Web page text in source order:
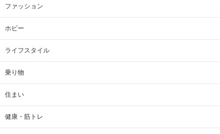
ファッション
ホビー
ライフスタイル
乗り物
住まい
健康・筋トレ